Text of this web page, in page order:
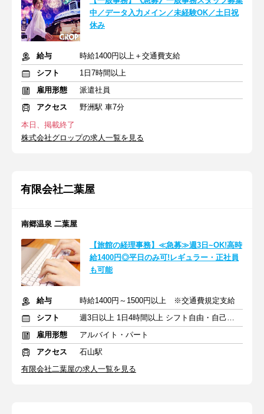
中／データ入力メイン／未経験OK／土日祝
休み
給与
時給1400円以上＋交通費支給
シフト
1日7時間以上
雇用形態
派遣社員
アクセス
野洲駅 車7分
本日、掲載終了
株式会社グロップの求人一覧を見る
有限会社二葉屋
南郷温泉 二葉屋
【旅館の経理事務】≪急募≫週3日~OK!高時
給1400円◎平日のみ可!レギュラー・正社員
も可能
給与
時給1400円～1500円以上 ※交通費規定支給
シフト
週3日以上 1日4時間以上 シフト自由・自己申告
雇用形態
アルバイト・パート
アクセス
石山駅
有限会社二葉屋の求人一覧を見る